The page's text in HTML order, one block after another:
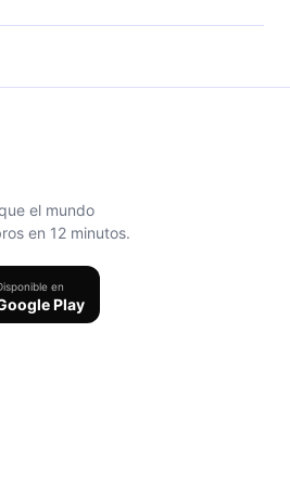
ensupport@12min.com.
el mundo
en 12 minutos.
en
Play